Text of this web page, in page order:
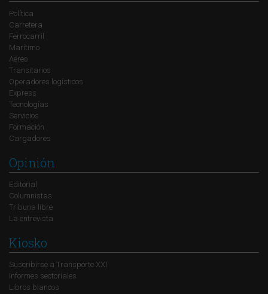
Política
Carretera
Ferrocarril
Marítimo
Aéreo
Transitarios
Operadores logísticos
Express
Tecnologías
Servicios
Formación
Cargadores
Opinión
Editorial
Columnistas
Tribuna libre
La entrevista
Kiosko
Suscribirse a Transporte XXI
Informes sectoriales
Libros blancos